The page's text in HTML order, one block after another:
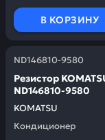
В КОРЗИНУ
ND146810-9580
KOMATSU
Резистор
ND146810-9580
Кондиционер
Заказывая